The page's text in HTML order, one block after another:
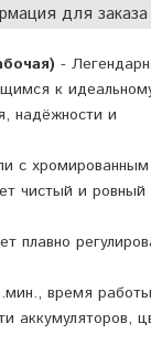
для заказа
-
к
надёжности и
с хромированным
чистый и ровный
плавно
время
аккумуляторов,